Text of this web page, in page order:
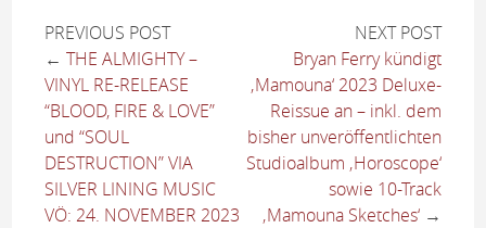
PREVIOUS POST
←THE ALMIGHTY –
VINYL RE-RELEASE
“BLOOD, FIRE & LOVE”
und “SOUL
DESTRUCTION” VIA
SILVER LINING MUSIC
VÖ: 24. NOVEMBER 2023
NEXT POST
Bryan Ferry kündigt
‚Mamouna‘ 2023 Deluxe-
Reissue an – inkl. dem
bisher unveröffentlichten
Studioalbum ‚Horoscope‘
sowie 10-Track
‚Mamouna Sketches‘→